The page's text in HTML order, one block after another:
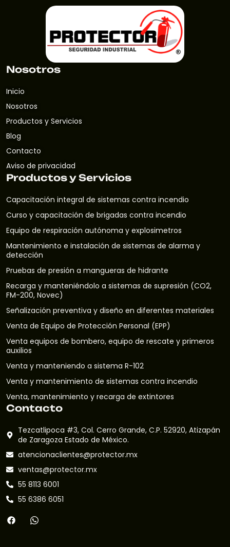
Nosotros
Inicio
Nosotros
Productos y Servicios
Blog
Contacto
Aviso de privacidad
Productos y Servicios
Capacitación integral de sistemas contra incendio
Curso y capacitación de brigadas contra incendio
Equipo de respiración autónoma y explosimetros
Mantenimiento e instalación de sistemas de alarma y
detección
Pruebas de presión a mangueras de hidrante
Recarga y manteniéndolo a sistemas de supresión (CO2,
FM-200, Novec)
Señalización preventiva y diseño en diferentes materiales
Venta de Equipo de Protección Personal (EPP)
Venta equipos de bombero, equipo de rescate y primeros
auxilios
Venta y manteniendo a sistema R-102
Venta y mantenimiento de sistemas contra incendio
Venta, mantenimiento y recarga de extintores
Contacto
Tezcatlipoca #3, Col. Cerro Grande, C.P. 52920, Atizapán
de Zaragoza Estado de México.
atencionaclientes@protector.mx
ventas@protector.mx
55 8113 6001
55 6386 6051